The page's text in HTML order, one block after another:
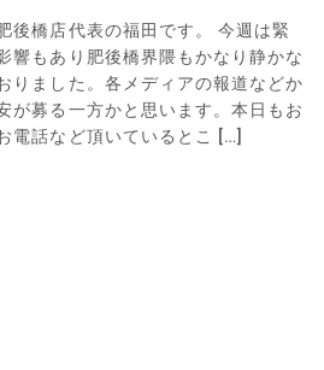
後橋店代表の福田です。 今週は緊
響もあり肥後橋界隈もかなり静かな
りました。各メディアの報道などか
が募る一方かと思います。本日もお
電話など頂いているとこ […]